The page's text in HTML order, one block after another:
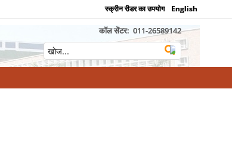
स्क्रीन रीडर का उपयोग English
कॉल सेंटर: 011-26589142